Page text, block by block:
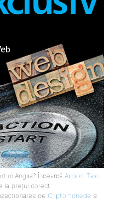
in Anglia? Încearcă Airport Taxi
la prețul corect.
de Criptomonede si